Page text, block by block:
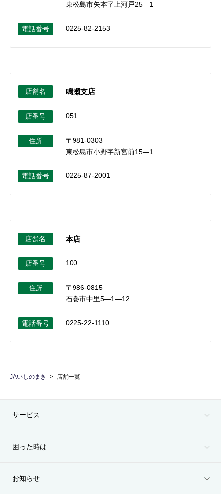
東松島市矢本字上河戸25―1
電話番号 0225-82-2153
店舗名 鳴瀬支店
店番号 051
住所
〒981-0303
東松島市小野字新宮前15―1
電話番号 0225-87-2001
店舗名 本店
店番号 100
住所
〒986-0815
石巻市中里5―1―12
電話番号 0225-22-1110
JAいしのまき 店舗一覧
サービス
困った時は
お知らせ